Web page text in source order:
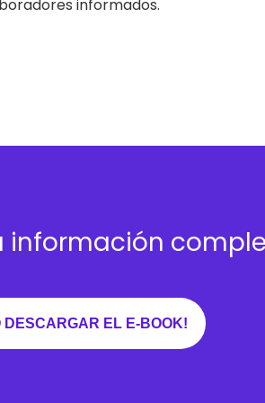
informados.
información
DESCARGAR EL E-BOOK!